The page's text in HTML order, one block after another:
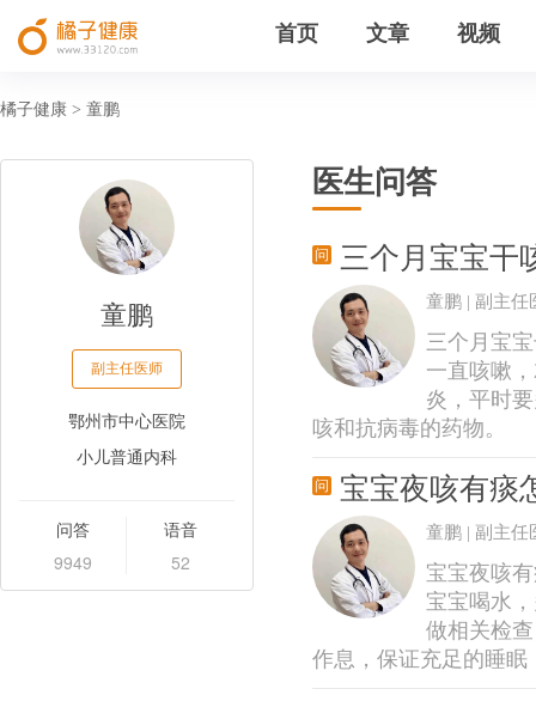
首页 文章 视频
橘子健康 > 童鹏
童鹏
副主任医师
鄂州市中心医院
小儿普通内科
问答
9949
语音
52
医生问答
三个月宝宝干
童鹏 | 副主任
三个月宝
一直咳嗽
炎，平时
咳和抗病毒的药物。
宝宝夜咳有痰
童鹏 | 副主任
宝宝夜咳
宝宝喝水
做相关检
作息，保证充足的睡